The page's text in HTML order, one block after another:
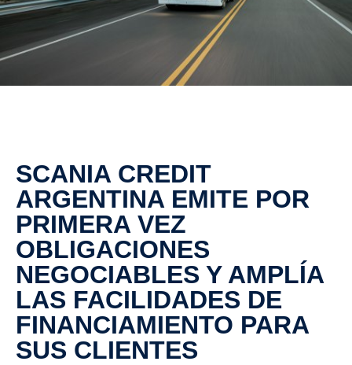
SCANIA CREDIT
ARGENTINA EMITE POR
PRIMERA VEZ
OBLIGACIONES
NEGOCIABLES Y AMPLÍA
LAS FACILIDADES DE
FINANCIAMIENTO PARA
SUS CLIENTES